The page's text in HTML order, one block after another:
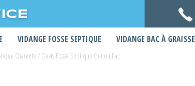
VIDANGE FOSSE SEPTIQUE VIDANGE BAC À GRAISSE
Charente / Devis Fosse Septique Genouillac